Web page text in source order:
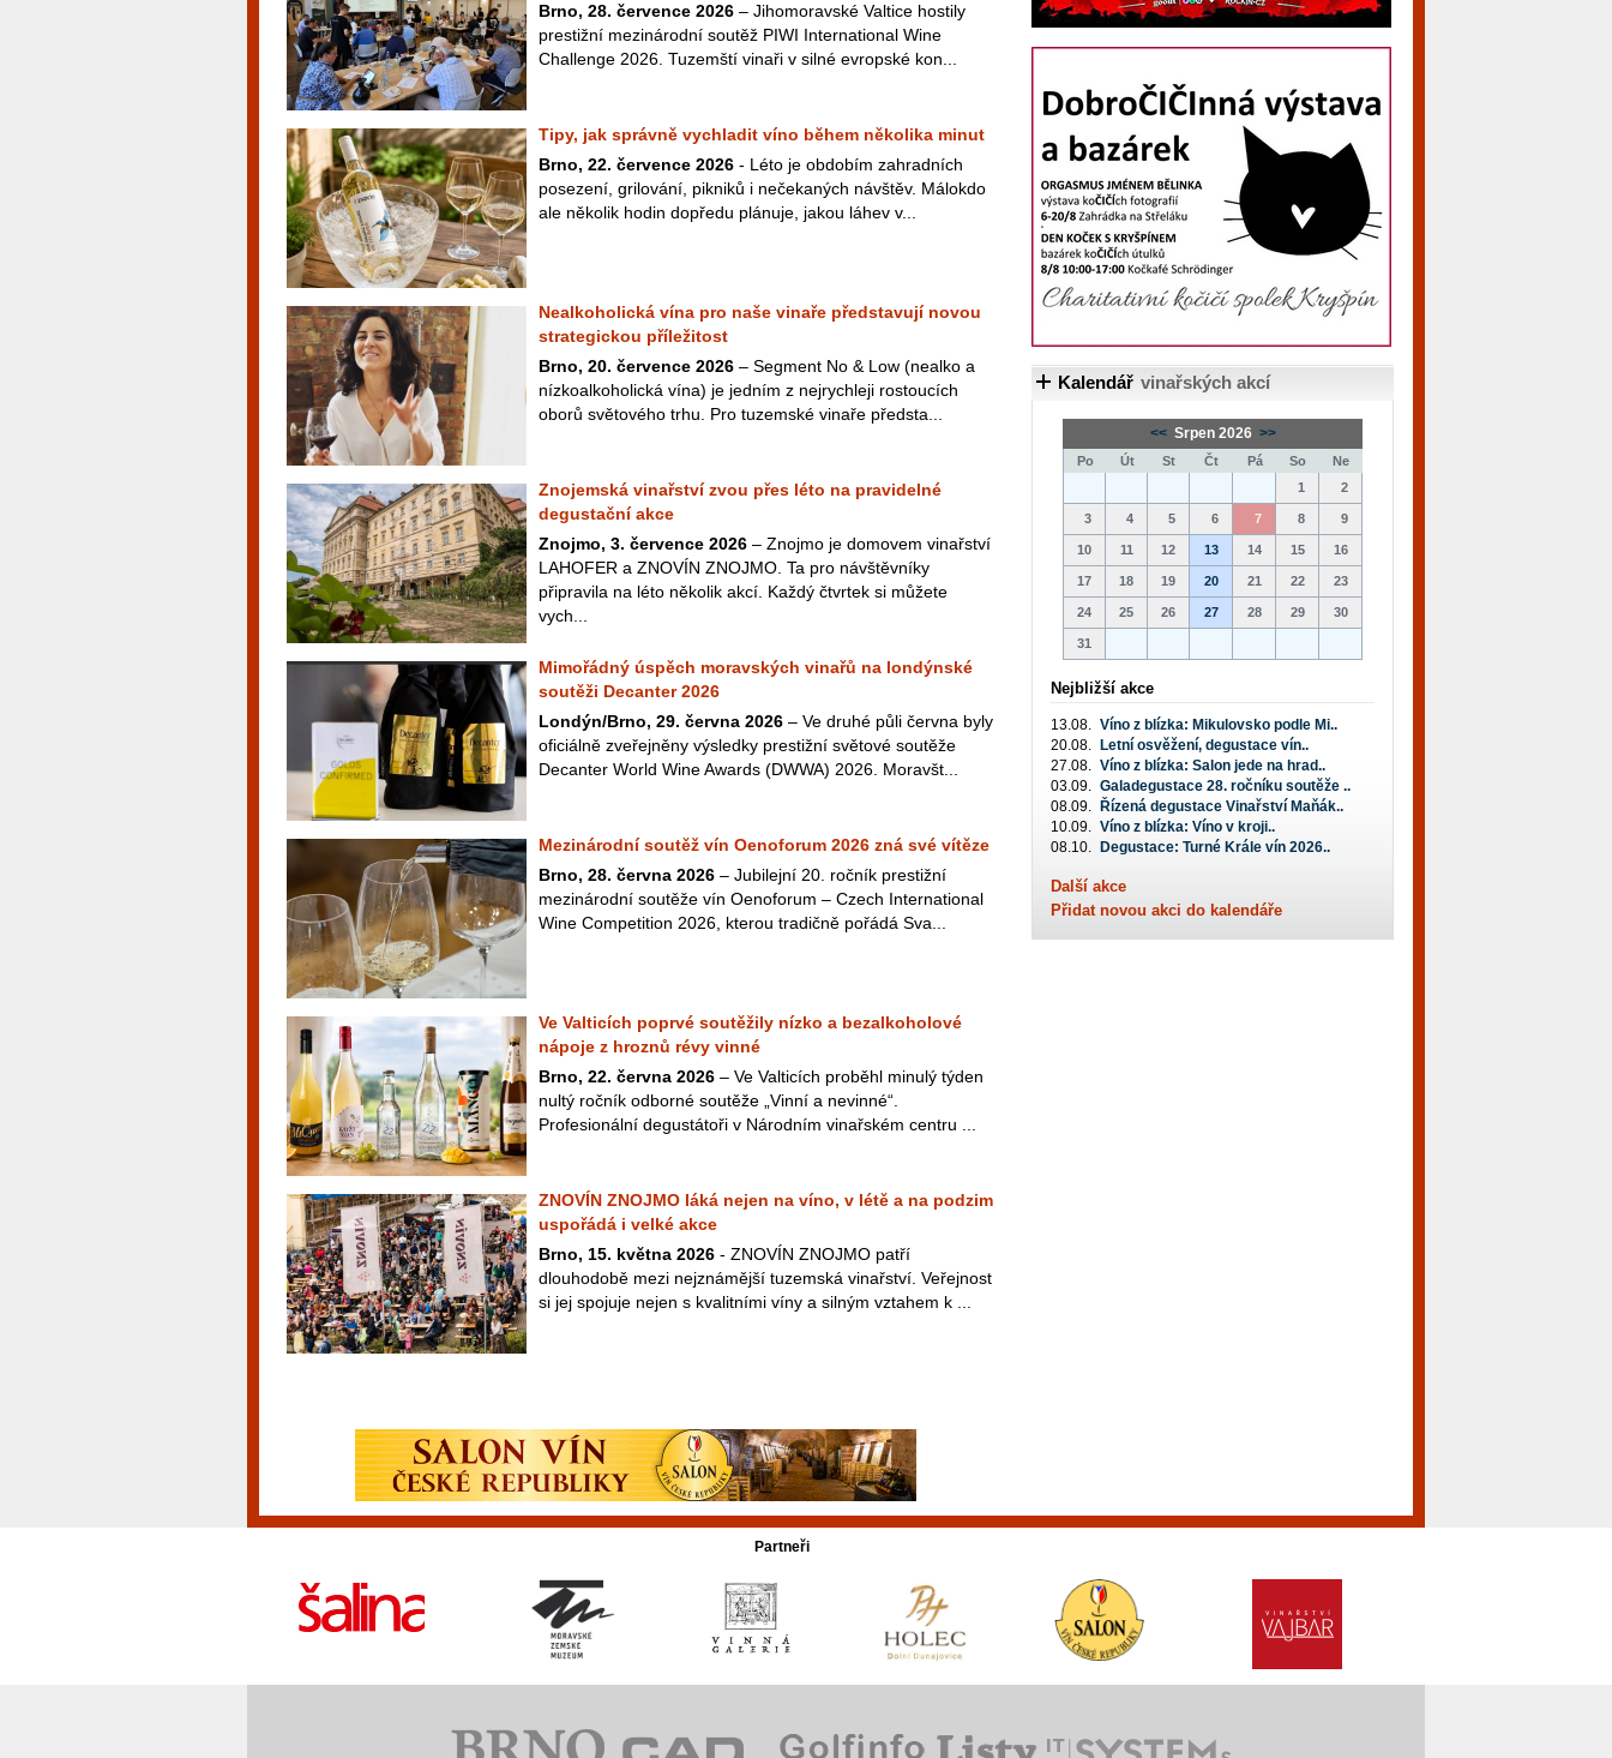
Brno, 28. července 2026 – Jihomoravské Valtice hostily
prestižní mezinárodní soutěž PIWI International Wine
Challenge 2026. Tuzemští vinaři v silné evropské kon...
Tipy, jak správně vychladit víno během několika minut
Brno, 22. července 2026 - Léto je obdobím zahradních
posezení, grilování, pikniků i nečekaných návštěv. Málokdo
ale několik hodin dopředu plánuje, jakou láhev v...
Nealkoholická vína pro naše vinaře představují novou
strategickou příležitost
Brno, 20. července 2026 – Segment No & Low (nealko a
nízkoalkoholická vína) je jedním z nejrychleji rostoucích
oborů světového trhu. Pro tuzemské vinaře předsta...
Znojemská vinařství zvou přes léto na pravidelné
degustační akce
Znojmo, 3. července 2026 – Znojmo je domovem vinařství
LAHOFER a ZNOVÍN ZNOJMO. Ta pro návštěvníky
připravila na léto několik akcí. Každý čtvrtek si můžete
vych...
Mimořádný úspěch moravských vinařů na londýnské
soutěži Decanter 2026
Londýn/Brno, 29. června 2026 – Ve druhé půli června byly
oficiálně zveřejněny výsledky prestižní světové soutěže
Decanter World Wine Awards (DWWA) 2026. Moravšt...
Mezinárodní soutěž vín Oenoforum 2026 zná své vítěze
Brno, 28. června 2026 – Jubilejní 20. ročník prestižní
mezinárodní soutěže vín Oenoforum – Czech International
Wine Competition 2026, kterou tradičně pořádá Sva...
Ve Valticích poprvé soutěžily nízko a bezalkoholové
nápoje z hroznů révy vinné
Brno, 22. června 2026 – Ve Valticích proběhl minulý týden
nultý ročník odborné soutěže „Vinní a nevinné“.
Profesionální degustátoři v Národním vinařském centru ...
ZNOVÍN ZNOJMO láká nejen na víno, v létě a na podzim
uspořádá i velké akce
Brno, 15. května 2026 - ZNOVÍN ZNOJMO patří
dlouhodobě mezi nejznámější tuzemská vinařství. Veřejnost
si jej spojuje nejen s kvalitními víny a silným vztahem k ...
Kalendář vinařských akcí
<< Srpen 2026 >>
Po Út St Čt Pá So
Ne
1
2
3 4 5 6 7 8 9
10 11 12 13 14 15 16
17 18 19 20 21 22 23
24 25 26 27 28 29 30
31
Nejbližší akce
13.08. Víno z blízka: Mikulovsko podle Mi..
20.08.
Letní osvěžení, degustace vín..
27.08. Víno z blízka: Salon jede na hrad..
03.09. Galadegustace 28. ročníku soutěže ..
08.09.
Řízená degustace Vinařství Maňák..
10.09. Víno z blízka: Víno v kroji..
08.10.
Degustace: Turné Krále vín 2026..
Další akce
Přidat novou akci do kalendáře
Partneři